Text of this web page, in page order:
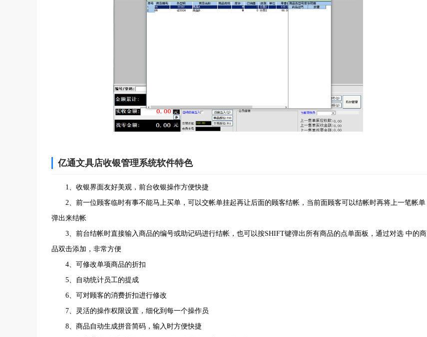
亿通文具店收银管理系统软件特色
1、收银界面友好美观，前台收银操作方便快捷
2、前一位顾客临时有事不能马上买单，可以交帐单挂起再让后面的顾客结帐，当前面顾客可以结帐时再将上一笔帐单
弹出来结帐
3、前台结帐时直接输入商品的编号或助记码进行结帐，也可以按SHIFT键弹出所有商品的点单面板，通过对选 中的商
品双击添加，非常方便
4、可修改单项商品的折扣
5、自动统计员工的提成
6、可对顾客的消费折扣进行修改
7、灵活的操作权限设置，细化到每一个操作员
8、商品自动生成拼音简码，输入时方便快捷